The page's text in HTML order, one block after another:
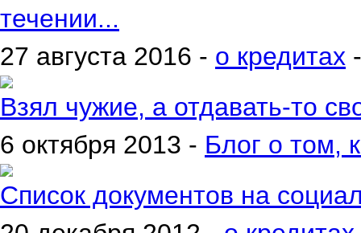
течении...
27 августа 2016 - о кредитах
Взял чужие, а отдавать-то
6 октября 2013 - Блог о том,
Список документов на